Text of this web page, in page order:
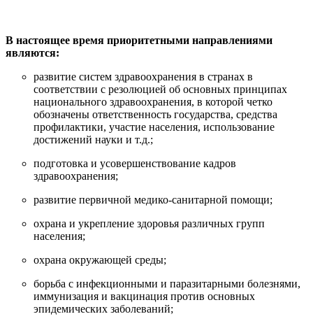
В настоящее время приоритетными направлениями
являются:
развитие систем здравоохранения в странах в
соответствии с резолюцией об основных принципах
национального здравоохранения, в которой четко
обозначены ответственность государства, средства
профилактики, участие населения, использование
достижений науки и т.д.;
подготовка и усовершенствование кадров
здравоохранения;
развитие первичной медико-санитарной помощи;
охрана и укрепление здоровья различных групп
населения;
охрана окружающей среды;
борьба с инфекционными и паразитарными болезнями,
иммунизация и вакцинация против основных
эпидемических заболеваний;